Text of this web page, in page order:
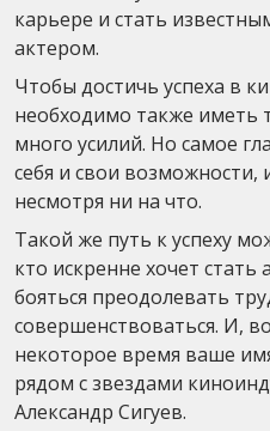
карьере и стать
актером.
Чтобы достичь успеха в
необходимо также иметь
много усилий. Но самое
себя и свои возможности,
несмотря ни на что.
Такой же путь к успеху
кто искренне хочет
бояться преодолевать
совершенствоваться. И,
некоторое время ваше
рядом с звездами
Александр Сигуев.